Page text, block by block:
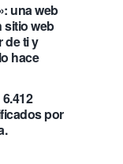
una web
sitio web
de ti y
hace
por